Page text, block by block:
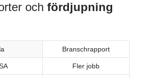
ochfördjupning
Branschrapport
Fler jobb